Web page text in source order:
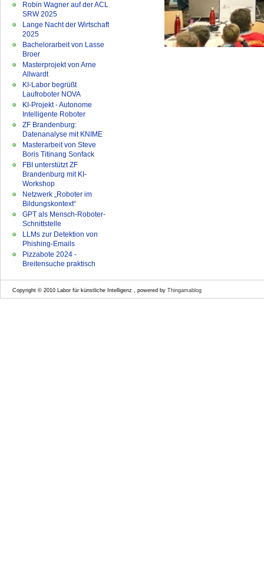
Robin Wagner auf der ACL
SRW 2025
Lange Nacht der Wirtschaft
2025
Bachelorarbeit von Lasse
Broer
Masterprojekt von Arne
Allwardt
KI-Labor begrüßt
Laufroboter NOVA
KI-Projekt - Autonome
Intelligente Roboter
ZF Brandenburg:
Datenanalyse mit KNIME
Masterarbeit von Steve
Boris Titinang Sonfack
FBI unterstützt ZF
Brandenburg mit KI-
Workshop
Netzwerk „Roboter im
Bildungskontext“
GPT als Mensch-Roboter-
Schnittstelle
LLMs zur Detektion von
Phishing-Emails
Pizzabote 2024 -
Breitensuche praktisch
Copyright © 2010 Labor für künstliche Intelligenz , powered by Thingamablog